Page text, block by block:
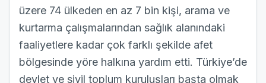
üzere 74 ülkeden en az 7 bin kişi, arama ve
kurtarma çalışmalarından sağlık alanındaki
faaliyetlere kadar çok farklı şekilde afet
bölgesinde yöre halkına yardım etti. Türkiye’de
devlet ve sivil toplum kuruluşları başta olmak